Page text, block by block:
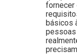
fornecer
básicos